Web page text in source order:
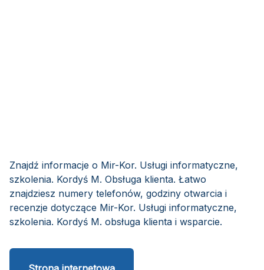
Znajdź informacje o Mir-Kor. Usługi informatyczne,
szkolenia. Kordyś M. Obsługa klienta. Łatwo
znajdziesz numery telefonów, godziny otwarcia i
recenzje dotyczące Mir-Kor. Usługi informatyczne,
szkolenia. Kordyś M. obsługa klienta i wsparcie.